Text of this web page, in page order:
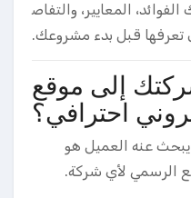
المعايير، والتفاص
تعرفها قبل بدء مشروعك.
إلى موقع
احترافي؟
يبحث عنه العميل هو
الرسمي لأي شركة.